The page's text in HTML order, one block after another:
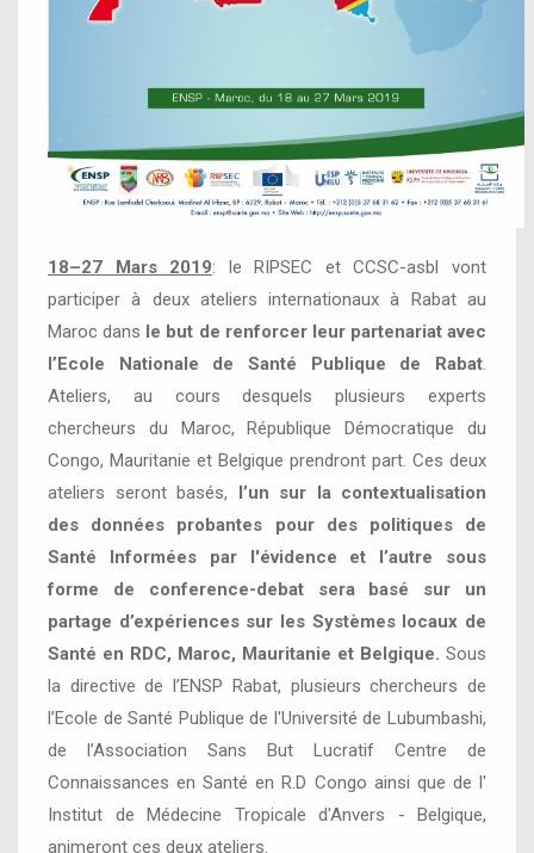
18–27 Mars 2019: le RIPSEC et CCSC-asbl vont
participer à deux ateliers internationaux à Rabat au
Maroc dans le but de renforcer leur partenariat avec
l’Ecole Nationale de Santé Publique de Rabat.
Ateliers, au cours desquels plusieurs experts
chercheurs du Maroc, République Démocratique du
Congo, Mauritanie et Belgique prendront part. Ces deux
ateliers seront basés, l’un sur la contextualisation
des données probantes pour des politiques de
Santé Informées par l'évidence et l’autre sous
forme de conference-debat sera basé sur un
partage d’expériences sur les Systèmes locaux de
Santé en RDC, Maroc, Mauritanie et Belgique. Sous
la directive de l’ENSP Rabat, plusieurs chercheurs de
l’Ecole de Santé Publique de l'Université de Lubumbashi,
de l’Association Sans But Lucratif Centre de
Connaissances en Santé en R.D Congo ainsi que de l'
Institut de Médecine Tropicale d'Anvers - Belgique,
animeront ces deux ateliers.